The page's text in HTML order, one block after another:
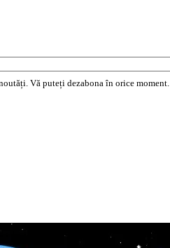
Vă puteți dezabona în orice moment.